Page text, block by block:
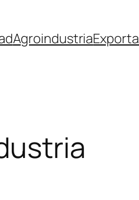
Agroindustria